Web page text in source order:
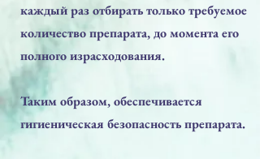
каждый раз отбирать только требуемое
количество препарата, до момента его
полного израсходования.
Таким образом, обеспечивается
гигиеническая безопасность препарата.